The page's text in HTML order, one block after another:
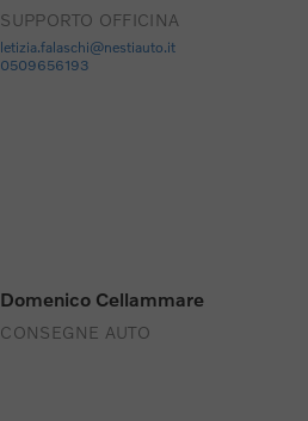
SUPPORTO OFFICINA
letizia.falaschi@nestiauto.it
0509656193
Domenico Cellammare
CONSEGNE AUTO